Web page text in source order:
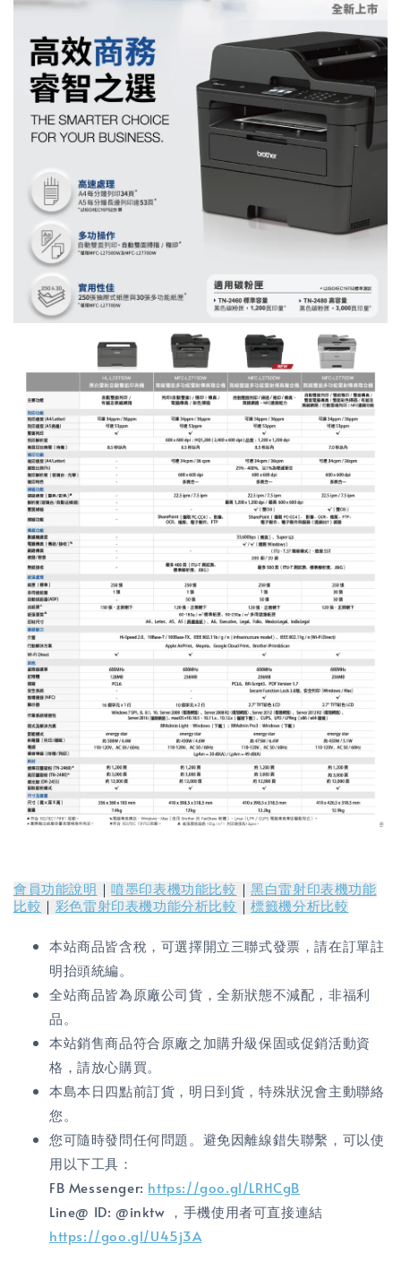
會員功能說明 ｜噴墨印表機功能比較 ｜黑白雷射印表機功能
比較
彩色雷射印表機功能分析比較 ｜標籤機分析比較
本站商品皆含稅，可選擇開立三聯式發票，請在訂單註
明抬頭統編。
全站商品皆為原廠公司貨，全新狀態不減配，非福利
品。
本站銷售商品符合原廠之加購升級保固或促銷活動資
格，請放心購買。
本島本日四點前訂貨，明日到貨，特殊狀況會主動聯絡
您。
您可隨時發問任何問題。避免因離線錯失聯繫，可以使
用以下工具：
FB Messenger: https://goo.gl/LRHCgB
Line@ ID: @inktw ，手機使用者可直接連結
https://goo.gl/U45j3A